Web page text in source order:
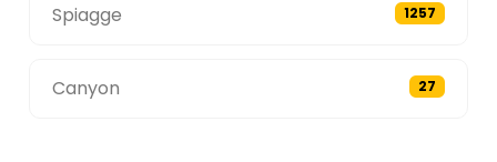
Spiagge 1257
Canyon 27